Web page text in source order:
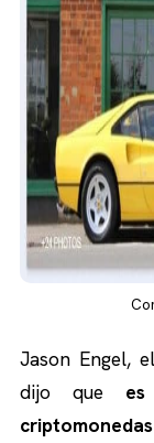
Jason Engel,
dijo que